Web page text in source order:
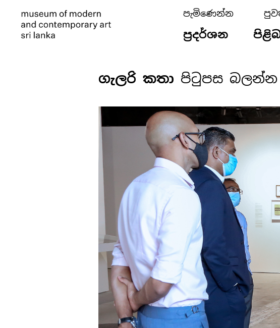
පැමිණෙන්න
ප්‍රදර්ශන
ගැලරි කතා පිටුපස බලන්න